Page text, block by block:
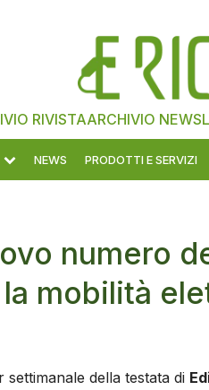
RIVISTAARCHIVIO
NEWS PRODOTTI E SERVIZI
numero
mobilità
settimanale della testata di